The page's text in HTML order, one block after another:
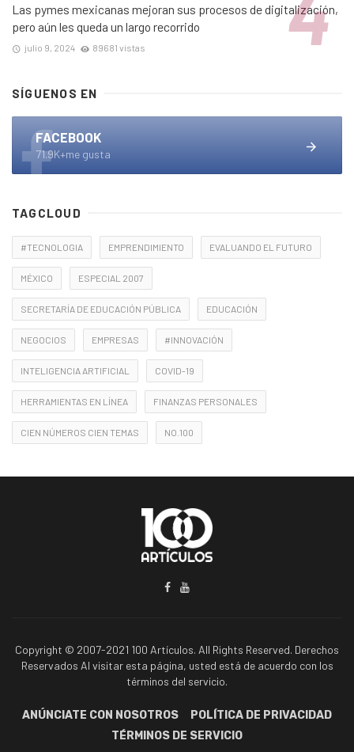
Las pymes mexicanas mejoran sus procesos de digitalización,
pero aún les queda un largo recorrido
julio 9, 2024 89681 vistas
SÍGUENOS EN
FACEBOOK
71.9K+me gusta
TAGCLOUD
#TECNOLOGIA EMPRENDIMIENTO EVALUANDO EL FUTURO
MÉXICO ESPECIAL 2007
SECRETARÍA DE EDUCACIÓN PÚBLICA EDUCACIÓN
NEGOCIOS EMPRESAS #INNOVACIÓN
INTELIGENCIA ARTIFICIAL COVID-19
HERRAMIENTAS EN LÍNEA FINANZAS PERSONALES
CIEN NÚMEROS CIEN TEMAS NO.100
Copyright © 2007-2021 100 Artículos. All Rights Reserved. Derechos
Reservados Al visitar esta página, usted está de acuerdo con los
términos del servicio.
ANÚNCIATE CON NOSOTROS
POLÍTICA DE PRIVACIDAD
TÉRMINOS DE SERVICIO